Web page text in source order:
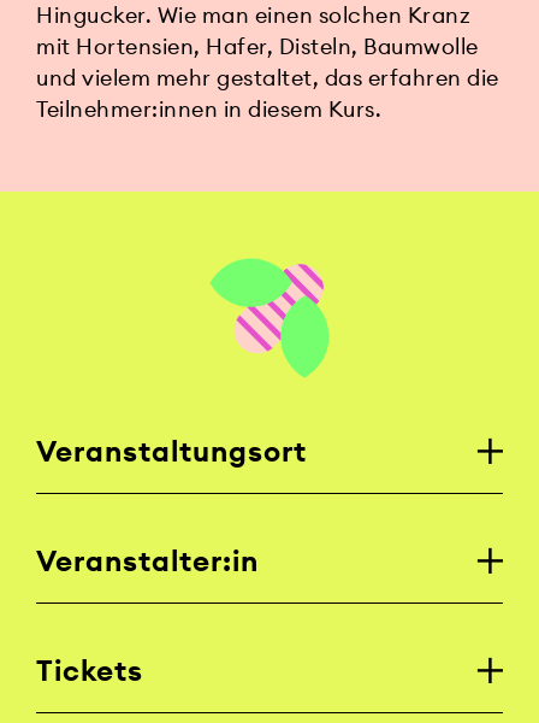
Hingucker. Wie man einen solchen Kranz
mit Hortensien, Hafer, Disteln, Baumwolle
und vielem mehr gestaltet, das erfahren die
Teilnehmer:innen in diesem Kurs.
Veranstaltungsort
Veranstalter:in
Tickets